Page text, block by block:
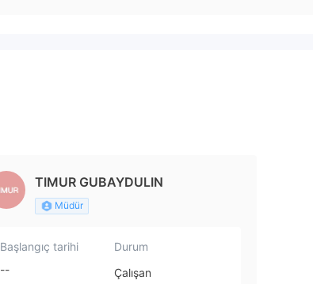
TIMUR GUBAYDULIN
Müdür
Başlangıç tarihi
--
Durum
Çalışan